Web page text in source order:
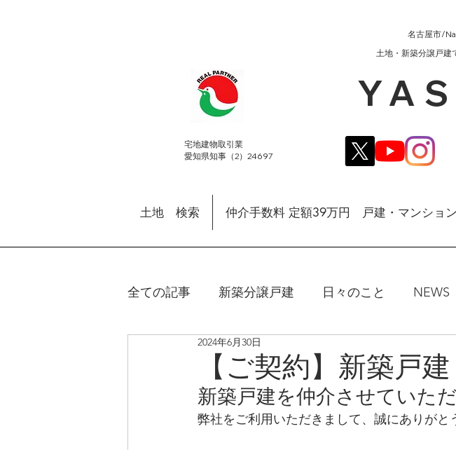
​宅地建物取引業
愛知県知事（2）24697
名古屋市/
土地・新築分譲戸建
土地 検索 仲介手数料 定額39万円 戸建・マンショ
全ての記事 新築分譲戸建 日々のこと NEWS
リノベ中古戸建・マンション
【ご契約】新築
2024年6月30日
新築戸建を仲介させていた
弊社をご利用いただきまして、誠にありがと